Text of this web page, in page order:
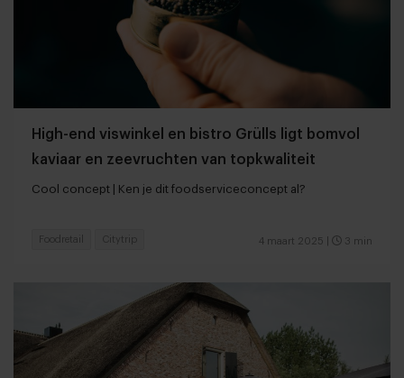
High-end viswinkel en bistro Grülls ligt bomvol
kaviaar en zeevruchten van topkwaliteit
Cool concept | Ken je dit foodserviceconcept al?
4 maart 2025 3 min
Foodretail Citytrip